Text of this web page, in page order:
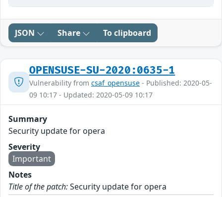
JSON Share To clipboard
OPENSUSE-SU-2020:0635-1
Vulnerability from csaf_opensuse - Published: 2020-05-
09 10:17 - Updated: 2020-05-09 10:17
Summary
Security update for opera
Severity
Important
Notes
Title of the patch:Security update for opera